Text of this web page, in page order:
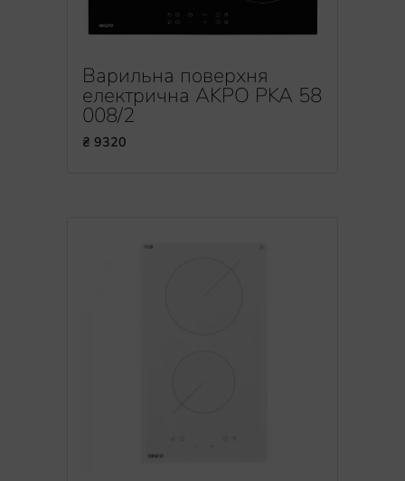
Варильна поверхня
електрична AKPO PKA 58
008/2
₴ 9320